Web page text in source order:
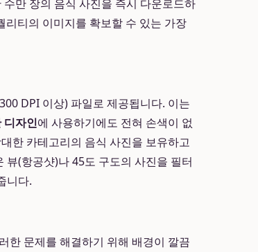
만 장의 음식 사진을 즉시 다운로드하
리티의 이미지를 확보할 수 있는 가장
DPI 이상) 파일로 제공됩니다. 이는
디자인에 사용하기에도 전혀 손색이 없
한 카테고리의 음식 사진을 보유하고
(항공샷)나 45도 구도의 사진을 필터
니다.
한 문제를 해결하기 위해 배경이 깔끔